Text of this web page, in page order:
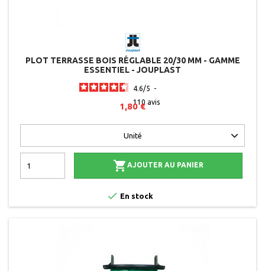
PLOT TERRASSE BOIS RÉGLABLE 20/30 MM - GAMME
ESSENTIEL - JOUPLAST
4.6/5
-
110 avis
1,80 €
 AJOUTER AU PANIER
 En stock